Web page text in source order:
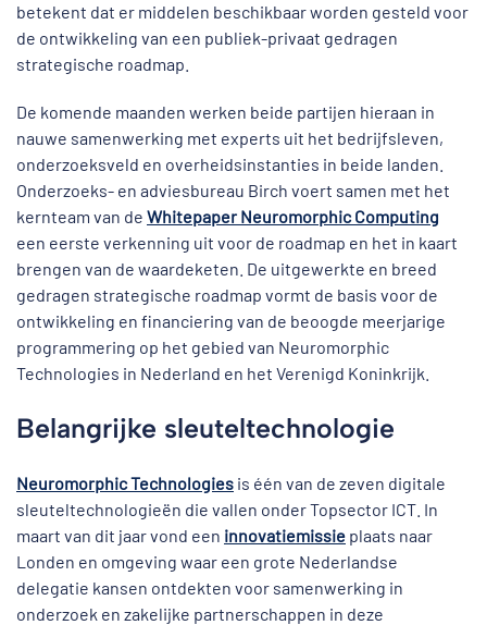
betekent dat er middelen beschikbaar worden gesteld voor
de ontwikkeling van een publiek-privaat gedragen
strategische roadmap.
De komende maanden werken beide partijen hieraan in
nauwe samenwerking met experts uit het bedrijfsleven,
onderzoeksveld en overheidsinstanties in beide landen.
Onderzoeks- en adviesbureau Birch voert samen met het
kernteam van de Whitepaper Neuromorphic Computing
een eerste verkenning uit voor de roadmap en het in kaart
brengen van de waardeketen. De uitgewerkte en breed
gedragen strategische roadmap vormt de basis voor de
ontwikkeling en financiering van de beoogde meerjarige
programmering op het gebied van Neuromorphic
Technologies in Nederland en het Verenigd Koninkrijk.
Belangrijke sleuteltechnologie
Neuromorphic Technologies is één van de zeven digitale
sleuteltechnologieën die vallen onder Topsector ICT. In
maart van dit jaar vond een innovatiemissie plaats naar
Londen en omgeving waar een grote Nederlandse
delegatie kansen ontdekten voor samenwerking in
onderzoek en zakelijke partnerschappen in deze